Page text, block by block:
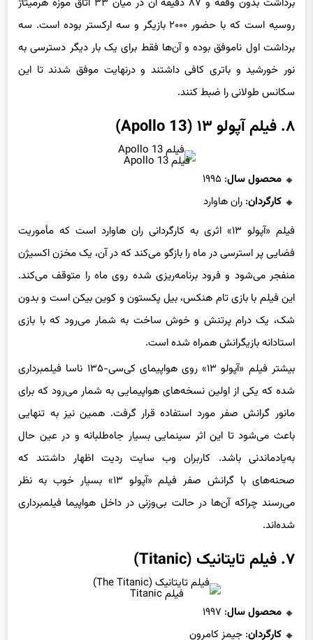
روسیه است که با حضور ۲۰۰۰ بازیگر و سه ارکستر بوده است. سه
برداشت اول ناموفق بوده و آن‌ها فقط برای یک بار دیگر دسترسی به
نور خورشید و باتری کافی داشتند و درنهایت موفق شدند تا این
سکانس طولانی را ضبط کنند.
۸. فیلم آپولو ۱۳ (Apollo 13)
فیلم Apollo 13
محصول سال: ۱۹۹۵
کارگردان: ران هاوارد
فیلم «آپولو ۱۳» اثری به کارگردانی ران هاوارد است که مأموریت
فضایی پر استرسی در ماه را بازگو می‌کند که در آن، یک مخزن اکسیژن
منفجر می‌شود و فرود برنامه‌ریزی شده روی ماه را متوقف می‌کند.
این فیلم با بازی تام هنکس، بیل پکستون و کوین بیکن است و بدون
شک، یک درام پرتنش و خوش ساخت به شمار می‌رود که با بازی
استادانه بازیگرانش همراه شده است.
بیشتر فیلم «آپولو ۱۳» روی هواپیمای کی‌سی-۱۳۵ ناسا فیلمبرداری
شده که یکی از اولین نسخه‌های هواپیمایی به شمار می‌رود که برای
مانور گرانش صفر مورد استفاده قرار گرفت. همین نیز به تنهایی
باعث می‌شود تا این اثر سینمایی بسیار جاه‌طلبانه و در عین حال
به‌یادماندنی باشد. کاربران وب سایت ردیت اظهار داشتند که
صحنه‌های با گرانش صفر فیلم «آپولو ۱۳» بسیار خوب به نظر
می‌رسند چراکه آن‌ها در حالت بی‌وزنی در داخل هواپیما فیلمبرداری
شده‌اند.
۷. فیلم تایتانیک (Titanic)
فیلم Titanic
محصول سال: ۱۹۹۷
کارگردان: جیمز کامرون